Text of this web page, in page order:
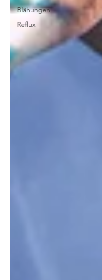
Blähungen
Reflux